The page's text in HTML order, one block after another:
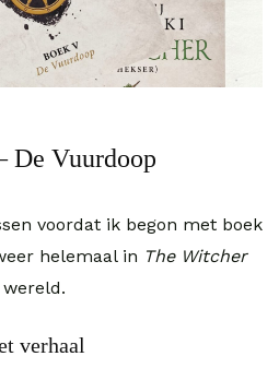
De Vuurdoop
voordat ik begon met boek
helemaal in The Witcher
wereld.
verhaal